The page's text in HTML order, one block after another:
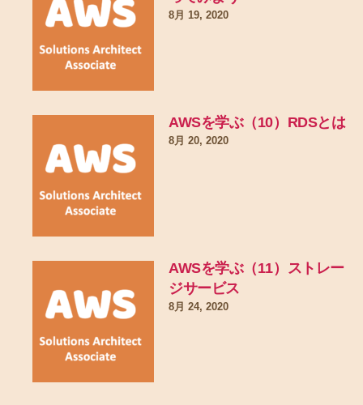
8月 19, 2020
AWSを学ぶ（10）RDSとは
8月 20, 2020
AWSを学ぶ（11）ストレー
ジサービス
8月 24, 2020